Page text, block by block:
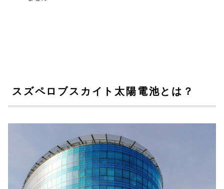
スズペロブスカイト太陽電池とは？